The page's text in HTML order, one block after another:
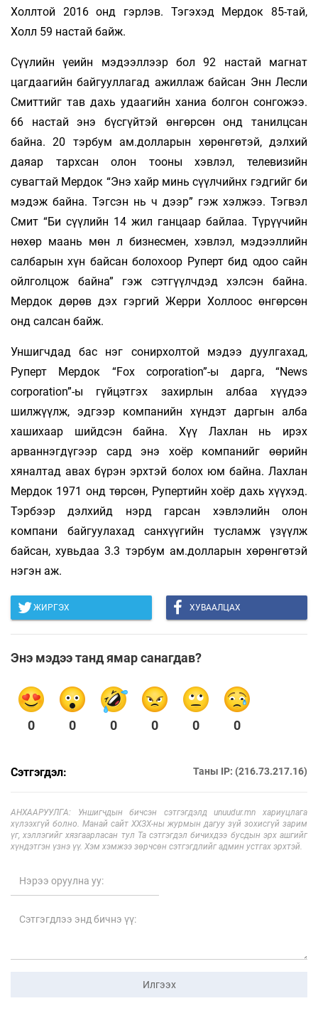
Холлтой 2016 онд гэрлэв. Тэгэхэд Мердок 85-тай,
Холл 59 настай байж.
Сүүлийн үеийн мэдээллээр бол 92 настай магнат
цагдаагийн байгууллагад ажиллаж байсан Энн Лесли
Смиттийг тав дахь удаагийн ханиа болгон сонгожээ.
66 настай энэ бүсгүйтэй өнгөрсөн онд танилцсан
байна. 20 тэрбум ам.долларын хөрөнгөтэй, дэлхий
даяар тархсан олон тооны хэвлэл, телевизийн
сувагтай Мердок “Энэ хайр минь сүүлчийнх гэдгийг би
мэдэж байна. Тэгсэн нь ч дээр” гэж хэлжээ. Тэгвэл
Смит “Би сүүлийн 14 жил ганцаар байлаа. Түрүүчийн
нөхөр маань мөн л бизнесмен, хэвлэл, мэдээллийн
салбарын хүн байсан болохоор Руперт бид одоо сайн
ойлголцож байна” гэж сэтгүүлчдэд хэлсэн байна.
Мердок дөрөв дэх гэргий Жерри Холлоос өнгөрсөн
онд салсан байж.
Уншигчдад бас нэг сонирхолтой мэдээ дуулгахад,
Руперт Мердок “Fox сorporation”-ы дарга, “News
сorporation”-ы гүйцэтгэх захирлын албаа хүүдээ
шилжүүлж, эдгээр компанийн хүндэт даргын алба
хашихаар шийдсэн байна. Хүү Лахлан нь ирэх
арваннэгдүгээр сард энэ хоёр компанийг өөрийн
хяналтад авах бүрэн эрхтэй болох юм байна. Лахлан
Мердок 1971 онд төрсөн, Рупертийн хоёр дахь хүүхэд.
Тэрбээр дэлхийд нэрд гарсан хэвлэлийн олон
компани байгуулахад санхүүгийн тусламж үзүүлж
байсан, хувьдаа 3.3 тэрбум ам.долларын хөрөнгөтэй
нэгэн аж.
ЖИРГЭХ ХУВААЛЦАХ
Энэ мэдээ танд ямар санагдав?
0 0 0 0 0 0
Сэтгэгдэл: Таны IP: (216.73.217.16)
АНХААРУУЛГА: Уншигчдын бичсэн сэтгэгдэлд unuudur.mn хариуцлага
хүлээхгүй болно. Манай сайт ХХЗХ-ны журмын дагуу зүй зохисгүй зарим
үг, хэллэгийг хязгаарласан тул Та сэтгэгдэл бичихдээ бусдын эрх ашгийг
хүндэтгэн үзнэ үү. Хэм хэмжээ зөрчсөн сэтгэгдлийг админ устгах эрхтэй.
Илгээх